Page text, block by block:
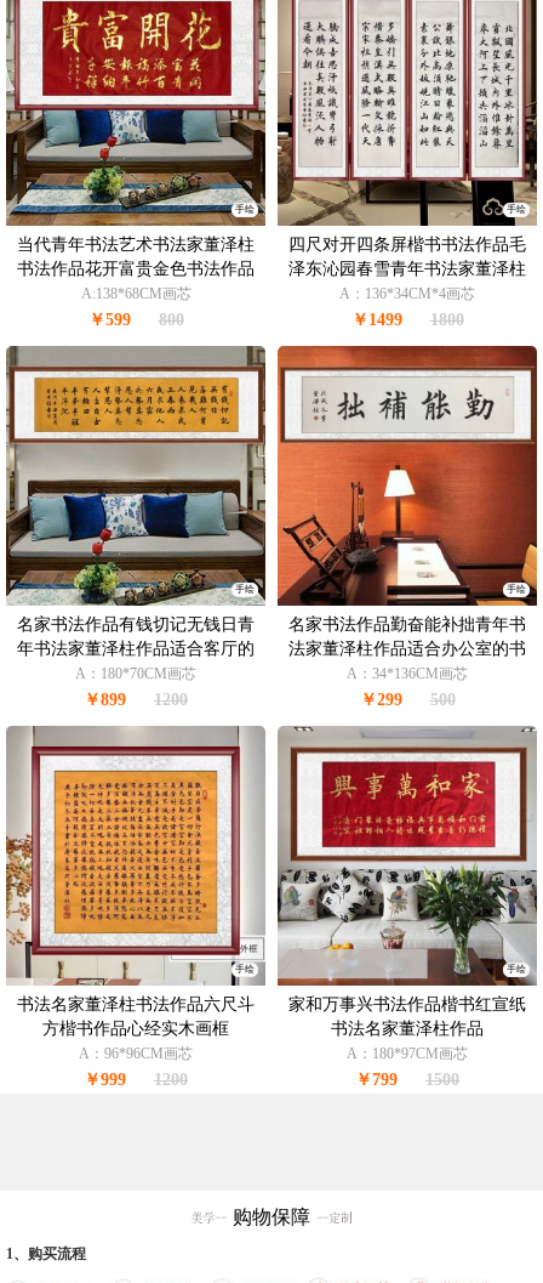
手绘
当代青年书法艺术书法家董泽柱
书法作品花开富贵金色书法作品
A:138*68CM画芯
￥599 800
手绘
四尺对开四条屏楷书书法作品毛
泽东沁园春雪青年书法家董泽柱
作品
A：136*34CM*4画芯
￥1499 1800
手绘
名家书法作品有钱切记无钱日青
年书法家董泽柱作品适合客厅的
书法作品
A：180*70CM画芯
￥899 1200
手绘
名家书法作品勤奋能补拙青年书
法家董泽柱作品适合办公室的书
法作品
A：34*136CM画芯
￥299 500
手绘
书法名家董泽柱书法作品六尺斗
方楷书作品心经实木画框
A：96*96CM画芯
￥999 1200
手绘
家和万事兴书法作品楷书红宣纸
书法名家董泽柱作品
A：180*97CM画芯
￥799 1500
购物保障
1、购买流程